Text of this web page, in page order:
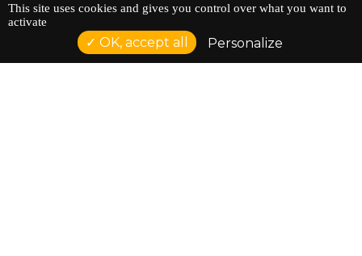
This site uses cookies and gives you control over what you want to
activate
OK, accept all Personalize